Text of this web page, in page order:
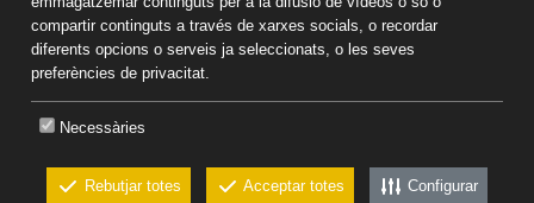
Informació de contacte
Col·legi Sant Pau Apòstol
Passeig Torroja s/n 43007 Tarragona
Correu electrònic:
compartir continguts a través de xarxes socials, o recordar
diferents opcions o serveis ja seleccionats, o les seves
preferències de privacitat.
Necessàries
Rebutjar totes Acceptar totes Configurar